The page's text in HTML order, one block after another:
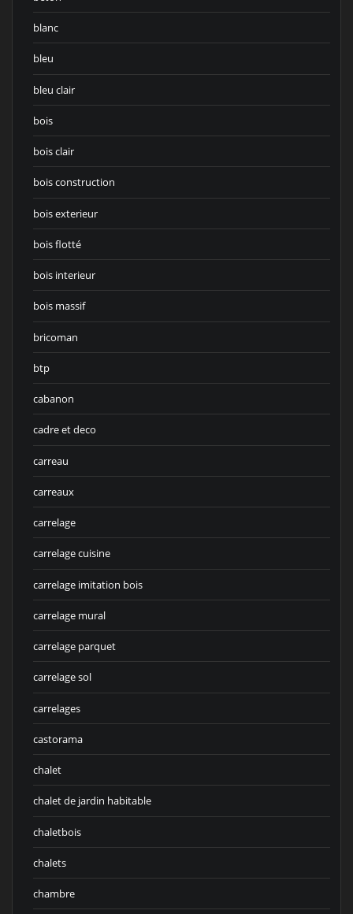
blanc
bleu
bleu clair
bois
bois clair
bois construction
bois exterieur
bois flotté
bois interieur
bois massif
bricoman
btp
cabanon
cadre et deco
carreau
carreaux
carrelage
carrelage cuisine
carrelage imitation bois
carrelage mural
carrelage parquet
carrelage sol
carrelages
castorama
chalet
chalet de jardin habitable
chaletbois
chalets
chambre